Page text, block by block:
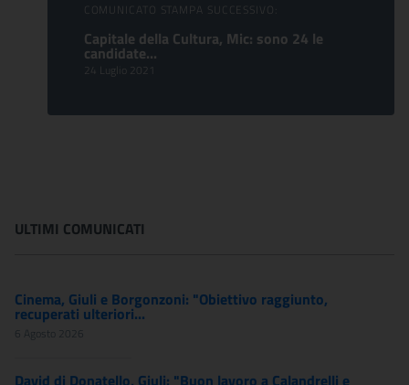
COMUNICATO STAMPA SUCCESSIVO:
Capitale della Cultura, Mic: sono 24 le
candidate...
24 Luglio 2021
ULTIMI COMUNICATI
Cinema, Giuli e Borgonzoni: "Obiettivo raggiunto,
recuperati ulteriori...
6 Agosto 2026
David di Donatello, Giuli: "Buon lavoro a Calandrelli e